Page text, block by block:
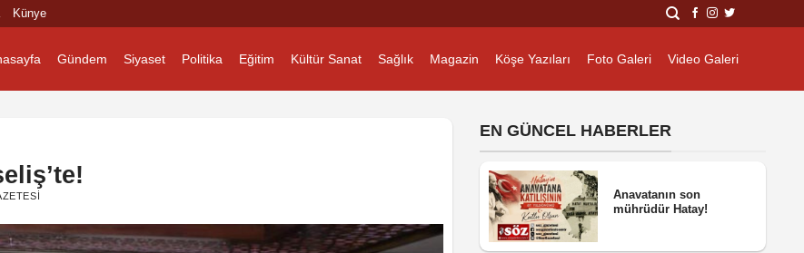
Künye
Gündem Siyaset Politika Eğitim Kültür Sanat Sağlık Magazin Köşe Yazıları Foto Galeri Video Galeri
EN GÜNCEL HABERLER
Anavatanın son
mührüdür Hatay!